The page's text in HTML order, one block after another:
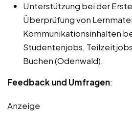
Unterstützung bei der
Überprüfung von
Kommunikationsinhalten
Studentenjobs,
Buchen (Odenwald).
Feedback und Umfragen:
Anzeige